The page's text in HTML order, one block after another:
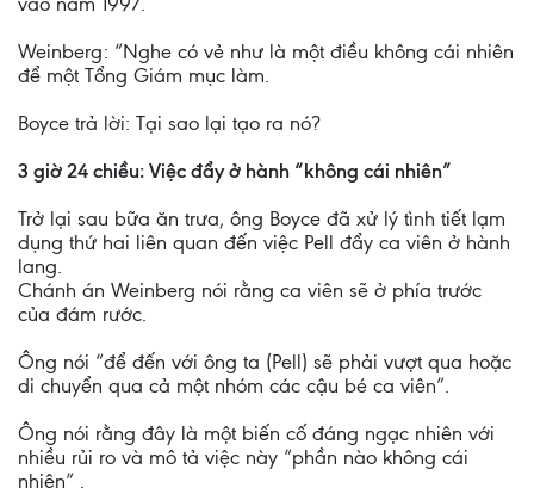
Weinberg: “Nghe có vẻ như là một điều không cái nhiên
để một Tổng Giám mục làm.
Boyce trả lời: Tại sao lại tạo ra nó?
3 giờ 24 chiều: Việc đẩy ở hành “không cái nhiên”
Trở lại sau bữa ăn trưa, ông Boyce đã xử lý tình tiết lạm
dụng thứ hai liên quan đến việc Pell đẩy ca viên ở hành
lang.
Chánh án Weinberg nói rằng ca viên sẽ ở phía trước
của đám rước.
Ông nói “để đến với ông ta (Pell) sẽ phải vượt qua hoặc
di chuyển qua cả một nhóm các cậu bé ca viên”.
Ông nói rằng đây là một biến cố đáng ngạc nhiên với
nhiều rủi ro và mô tả việc này “phần nào không cái
nhiên” .